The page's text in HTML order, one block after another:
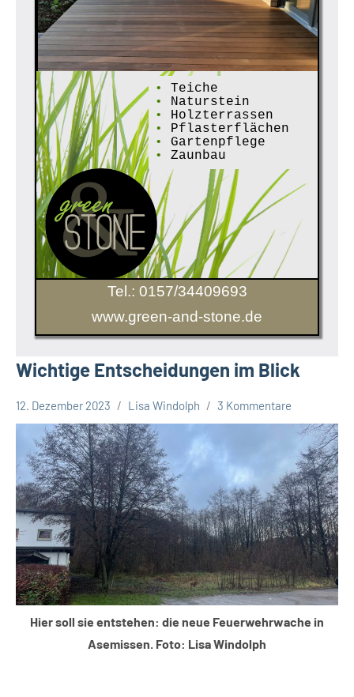
•
Teiche
•
Naturstein
•
Holzterrassen
•
Pflasterflächen
•
Gartenpflege
•
Zaunbau
Tel.: 0157/34409693
www.green-and-stone.de
Wichtige Entscheidungen im Blick
Politik
Themen
12. Dezember 2023 Lisa Windolph 3 Kommentare
Hier soll sie entstehen: die neue Feuerwehrwache in
Asemissen. Foto: Lisa Windolph